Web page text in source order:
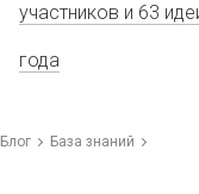
участников и 63
года
Блог База знаний